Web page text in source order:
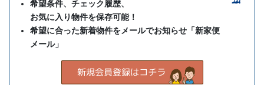
希望条件、チェック履歴、
お気に入り物件を保存可能！
希望に合った新着物件をメールでお知らせ「新家便
メール」